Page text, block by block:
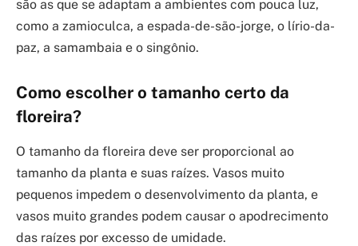
são as que se adaptam a ambientes com pouca luz,
como a zamioculca, a espada-de-são-jorge, o lírio-da-
paz, a samambaia e o singônio.
Como escolher o tamanho certo da
floreira?
O tamanho da floreira deve ser proporcional ao
tamanho da planta e suas raízes. Vasos muito
pequenos impedem o desenvolvimento da planta, e
vasos muito grandes podem causar o apodrecimento
das raízes por excesso de umidade.